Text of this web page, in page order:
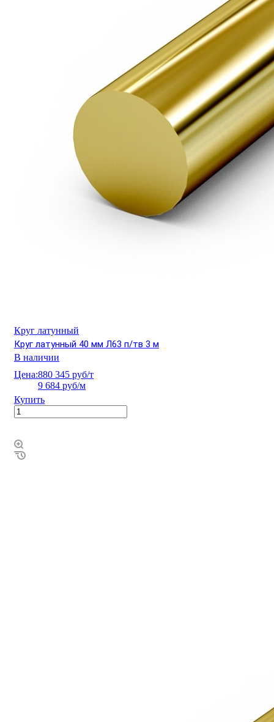
Круг латунный
Круг латунный 40 мм Л63 п/тв 3 м
В наличии
Цена:880 345 руб/т
9 684 руб/м
Купить